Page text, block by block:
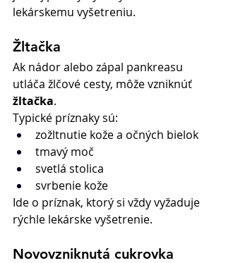
lekárskemu vyšetreniu.
Žltačka
Ak nádor alebo zápal pankreasu
utláča žlčové cesty, môže vzniknúť
žltačka.
Typické príznaky sú:
zožltnutie kože a očných bielok
tmavý moč
svetlá stolica
svrbenie kože
Ide o príznak, ktorý si vždy vyžaduje
rýchle lekárske vyšetrenie.
Novovzniknutá cukrovka